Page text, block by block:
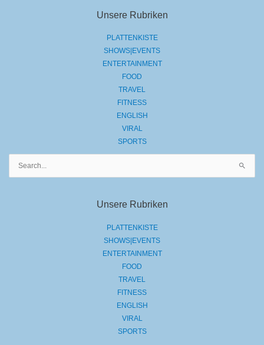
Unsere Rubriken
PLATTENKISTE
SHOWS|EVENTS
ENTERTAINMENT
FOOD
TRAVEL
FITNESS
ENGLISH
VIRAL
SPORTS
Unsere Rubriken
PLATTENKISTE
SHOWS|EVENTS
ENTERTAINMENT
FOOD
TRAVEL
FITNESS
ENGLISH
VIRAL
SPORTS